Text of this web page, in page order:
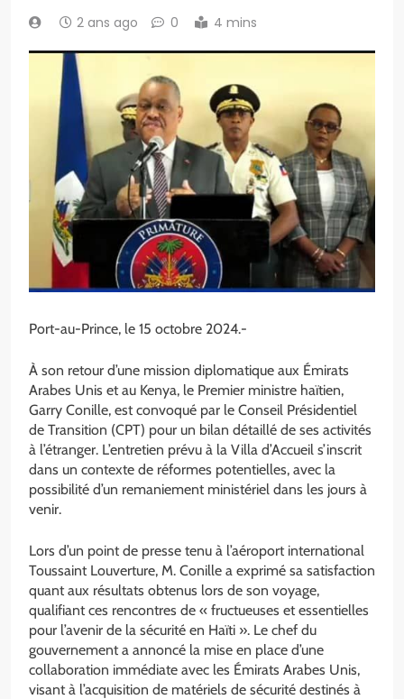
2 ans ago 0 4 mins
Port-au-Prince, le 15 octobre 2024.-
À son retour d’une mission diplomatique aux Émirats
Arabes Unis et au Kenya, le Premier ministre haïtien,
Garry Conille, est convoqué par le Conseil Présidentiel
de Transition (CPT) pour un bilan détaillé de ses activités
à l’étranger. L’entretien prévu à la Villa d’Accueil s’inscrit
dans un contexte de réformes potentielles, avec la
possibilité d’un remaniement ministériel dans les jours à
venir.
Lors d’un point de presse tenu à l’aéroport international
Toussaint Louverture, M. Conille a exprimé sa satisfaction
quant aux résultats obtenus lors de son voyage,
qualifiant ces rencontres de « fructueuses et essentielles
pour l’avenir de la sécurité en Haïti ». Le chef du
gouvernement a annoncé la mise en place d’une
collaboration immédiate avec les Émirats Arabes Unis,
visant à l’acquisition de matériels de sécurité destinés à